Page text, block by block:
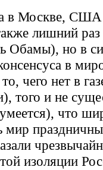
в Москве, США
лишний
Обамы), но в
консенсуса в
чего нет в
того и не
что
мир
изоляции